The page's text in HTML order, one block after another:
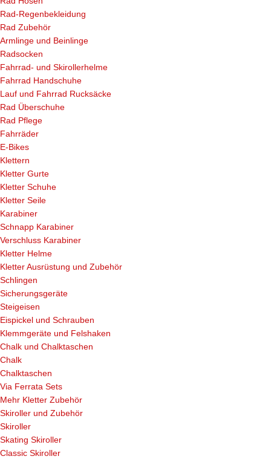
Rad-Regenbekleidung
Rad Zubehör
Armlinge und Beinlinge
Radsocken
Fahrrad- und Skirollerhelme
Fahrrad Handschuhe
Lauf und Fahrrad Rucksäcke
Rad Überschuhe
Rad Pflege
Fahrräder
E-Bikes
Klettern
Kletter Gurte
Kletter Schuhe
Kletter Seile
Karabiner
Schnapp Karabiner
Verschluss Karabiner
Kletter Helme
Kletter Ausrüstung und Zubehör
Schlingen
Sicherungsgeräte
Steigeisen
Eispickel und Schrauben
Klemmgeräte und Felshaken
Chalk und Chalktaschen
Chalk
Chalktaschen
Via Ferrata Sets
Mehr Kletter Zubehör
Skiroller und Zubehör
Skiroller
Skating Skiroller
Classic Skiroller